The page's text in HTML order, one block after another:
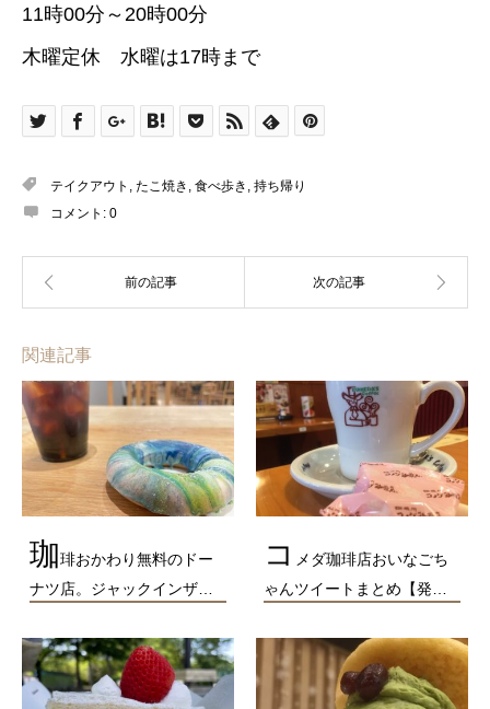
11時00分～20時00分
木曜定休 水曜は17時まで
テイクアウト たこ焼き 食べ歩き 持ち帰り
コメント: 0
関連記事
珈琲おかわり無料のドー
ナツ店。ジャックインザ…
コ メダ珈琲店おいなごち
ゃんツイートまとめ【発…